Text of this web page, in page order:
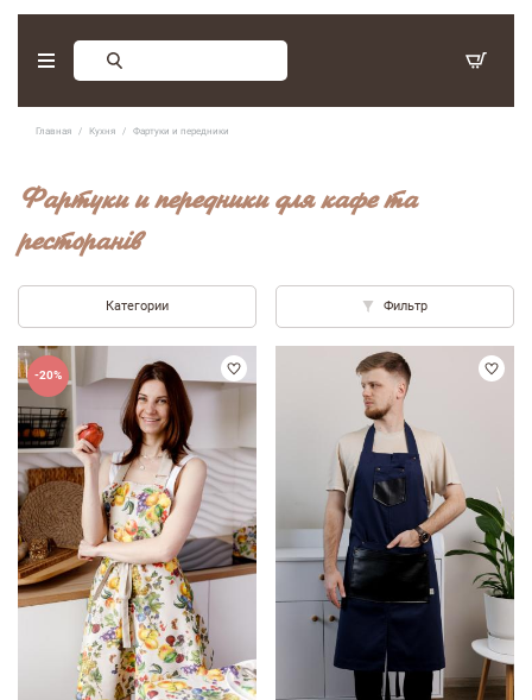
Главная Кухня Фартуки и передники
Фартуки и передники для кафе та
ресторанів
Категории Фильтр
-20%
Заказ обратного звонка
(097) 416-90-33,
(066) 339-07-15